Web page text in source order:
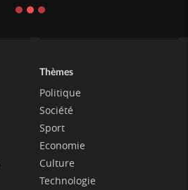
Thèmes
Politique
Société
Sport
Economie
Culture
Technologie